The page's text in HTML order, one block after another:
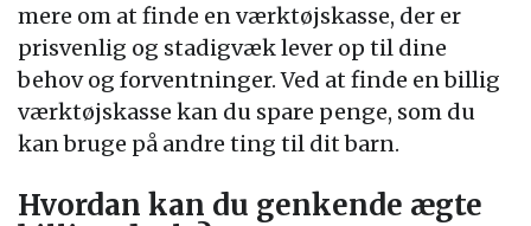
mere om at finde en værktøjskasse, der er
prisvenlig og stadigvæk lever op til dine
behov og forventninger. Ved at finde en billig
værktøjskasse kan du spare penge, som du
kan bruge på andre ting til dit barn.
Hvordan kan du genkende ægte